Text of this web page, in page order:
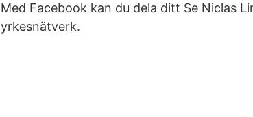
Med Facebook kan du dela ditt Se Niclas
yrkesnätverk.